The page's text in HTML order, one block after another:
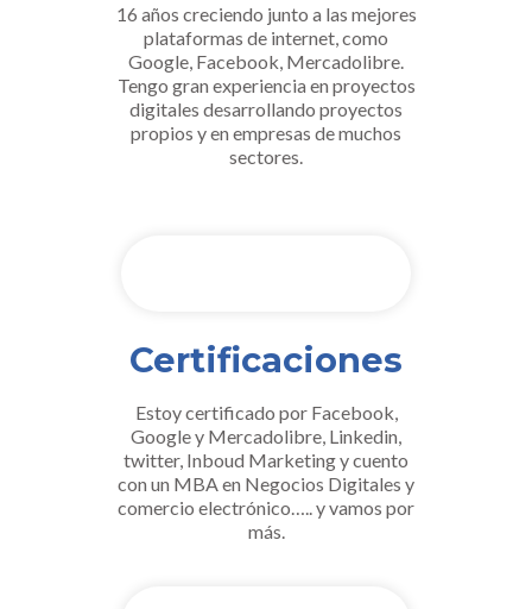
16 años creciendo junto a las mejores
plataformas de internet, como
Google, Facebook, Mercadolibre.
Tengo gran experiencia en proyectos
digitales desarrollando proyectos
propios y en empresas de muchos
sectores.
Certificaciones
Estoy certificado por Facebook,
Google y Mercadolibre, Linkedin,
twitter, Inboud Marketing y cuento
con un MBA en Negocios Digitales y
comercio electrónico….. y vamos por
más.